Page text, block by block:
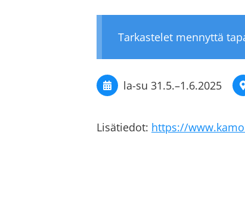
Tarkastelet mennyttä
la-su 31.5.–1.6.2025
Lisätiedot: https://